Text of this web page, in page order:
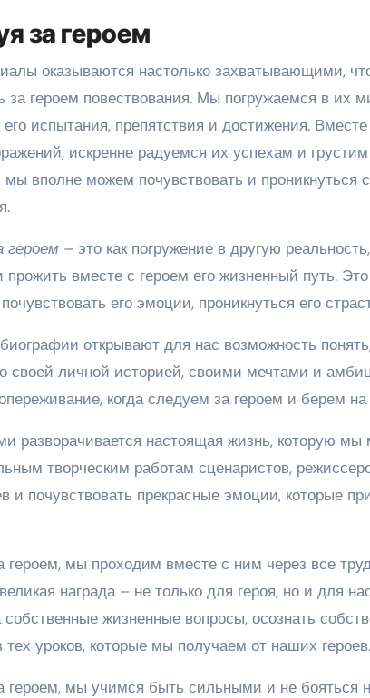
за героем
оказываются настолько захватывающими,
за героем повествования. Мы погружаемся в их
его испытания, препятствия и достижения.
искренне радуемся их успехам и
вполне можем почувствовать и проникнуться
героем – это как погружение в другую
прожить вместе с героем его жизненный путь.
почувствовать его эмоции, проникнуться его
открывают для нас возможность
своей личной историей, своими мечтами и
когда следуем за героем и берем
разворачивается настоящая жизнь, которую мы
творческим работам сценаристов,
и почувствовать прекрасные эмоции, которые
героем, мы проходим вместе с ним через все
награда – не только для героя, но и для
собственные жизненные вопросы, осознать
тех уроков, которые мы получаем от наших героев.
героем, мы учимся быть сильными и не бояться